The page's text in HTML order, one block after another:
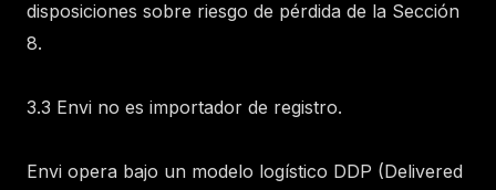
disposiciones sobre riesgo de pérdida de la Sección
8.
3.3 Envi no es importador de registro.
Envi opera bajo un modelo logístico DDP (Delivered